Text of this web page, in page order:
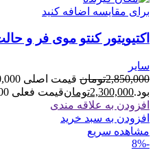
برای مقایسه اضافه کنید
اکتیویتور کنتو موی فر و
سایر
2,850,000تومان
بود.2,300,000تومانقیمت فعلی 2,300,000تومان است.
افزودن به علاقه مندی
افزودن به سبد خرید
مشاهده سریع
-8%